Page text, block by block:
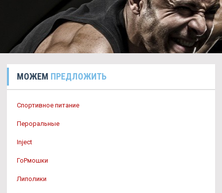
МОЖЕМ ПРЕДЛОЖИТЬ
Спортивное питание
Пероральные
Inject
ГоРмошки
Липолики